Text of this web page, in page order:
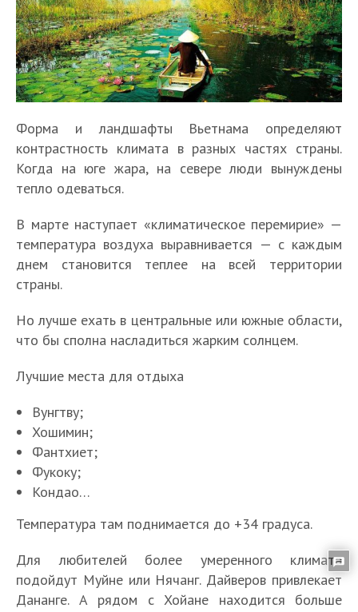
Форма и ландшафты Вьетнама определяют
контрастность климата в разных частях страны.
Когда на юге жара, на севере люди вынуждены
тепло одеваться.
В марте наступает «климатическое перемирие» —
температура воздуха выравнивается — с каждым
днем становится теплее на всей территории
страны.
Но лучше ехать в центральные или южные области,
что бы сполна насладиться жарким солнцем.
Лучшие места для отдыха
Вунгтву;
Хошимин;
Фантхиет;
Фукоку;
Кондао…
Температура там поднимается до +34 градуса.
Для любителей более умеренного климата
подойдут Муйне или Нячанг. Дайверов привлекает
Дананге. А рядом с Хойане находится больше